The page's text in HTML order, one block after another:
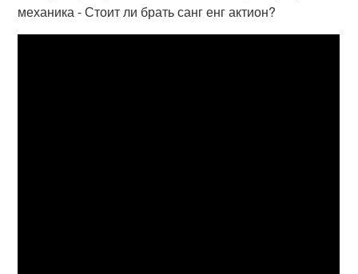
механика - Стоит ли брать санг енг актион?